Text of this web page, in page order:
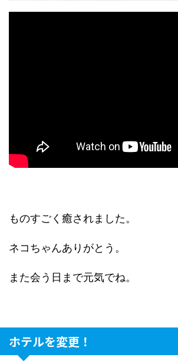
ものすごく癒されました。
ネコちゃんありがとう。
また会う日まで元気でね。
ホテルを変更！